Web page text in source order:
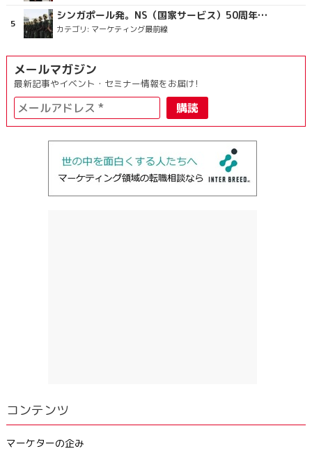
シンガポール発。NS（国家サービス）50周年を祝うラッピングバス＆マクドナルドの限定新商品
カテゴリ: マーケティング最前線
メールマガジン
最新記事やイベント・セミナー情報をお届け!
コンテンツ
マーケターの企み